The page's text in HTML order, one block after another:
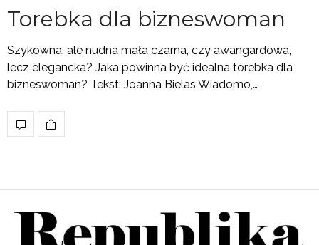
Torebka dla bizneswoman
Szykowna, ale nudna mała czarna, czy awangardowa,
lecz elegancka? Jaka powinna być idealna torebka dla
bizneswoman? Tekst: Joanna Bielas Wiadomo,…